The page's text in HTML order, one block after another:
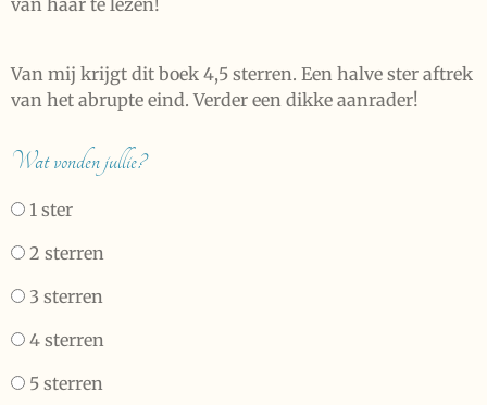
van haar te lezen!
Van mij krijgt dit boek 4,5 sterren. Een halve ster aftrek
van het abrupte eind. Verder een dikke aanrader!
Wat vonden jullie?
1 ster
2 sterren
3 sterren
4 sterren
5 sterren